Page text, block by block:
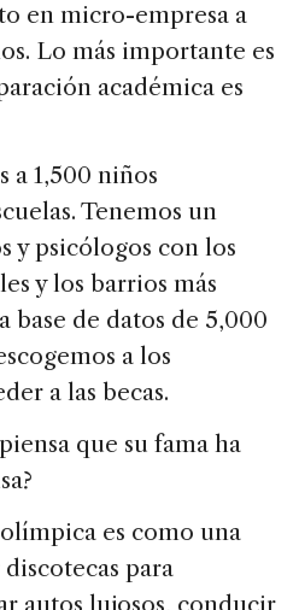
en micro-empresa a
Lo más importante es
académica es
a 1,500 niños
Tenemos un
y psicólogos con los
y los barrios más
base de datos de 5,000
a los
a las becas.
que su fama ha
es como una
para